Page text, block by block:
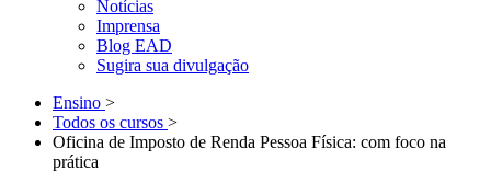
Notícias
Imprensa
Blog EAD
Sugira sua divulgação
Ensino >
Todos os cursos >
Oficina de Imposto de Renda Pessoa Física: com foco na
prática